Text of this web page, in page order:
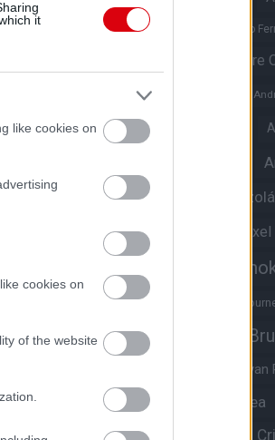
it
like cookies on
cookies on
of the website
Altay Bayindir Alvaro
Andre
Andreas Pereira
Angol válogatott
Aston Villa
Átigazolások
Benjamin Sesko
Brandon Williams
Casemiro Chelsea
Christian Eriksen